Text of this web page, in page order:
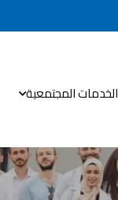
الخدمات المجتمعية